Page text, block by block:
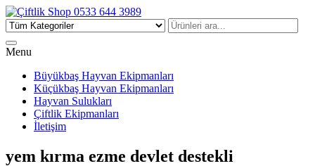
Çiftlik Shop 0533 644 3989
Menu
Büyükbaş Hayvan Ekipmanları
Küçükbaş Hayvan Ekipmanları
Hayvan Sulukları
Çiftlik Ekipmanları
İletişim
yem kırma ezme devlet destekli